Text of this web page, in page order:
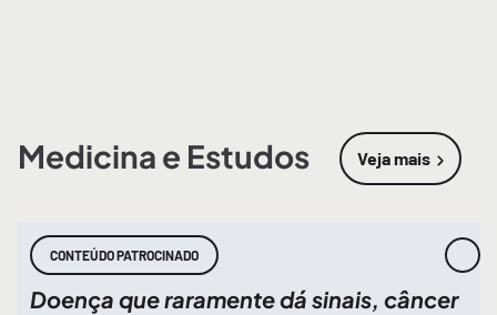
Medicina e Estudos Veja mais
sobre
CONTEÚDO PATROCINADO
Doença que raramente dá sinais, câncer